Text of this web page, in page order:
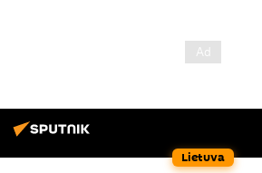
Lietuva